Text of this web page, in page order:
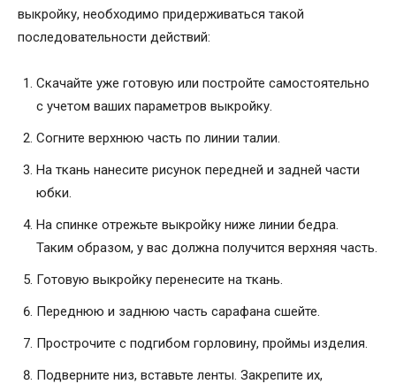
выкройку, необходимо придерживаться такой
последовательности действий:
Скачайте уже готовую или постройте самостоятельно
с учетом ваших параметров выкройку.
Согните верхнюю часть по линии талии.
На ткань нанесите рисунок передней и задней части
юбки.
На спинке отрежьте выкройку ниже линии бедра.
Таким образом, у вас должна получится верхняя часть.
Готовую выкройку перенесите на ткань.
Переднюю и заднюю часть сарафана сшейте.
Прострочите с подгибом горловину, проймы изделия.
Подверните низ, вставьте ленты. Закрепите их,